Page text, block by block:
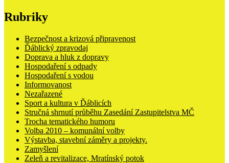
Rubriky
Bezpečnost a krizová připravenost
Ďáblický zpravodaj
Doprava a hluk z dopravy
Hospodaření s odpady
Hospodaření s vodou
Informovanost
Nezařazené
Sport a kultura v Ďáblicích
Stručná shrnutí průběhu Zasedání Zastupitelstva MČ
Trocha tematického humoru
Volba 2010 – komunální volby
Výstavba, stavební záměry a projekty.
Zamyšlení
Zeleň a revitalizace, Mratínský potok